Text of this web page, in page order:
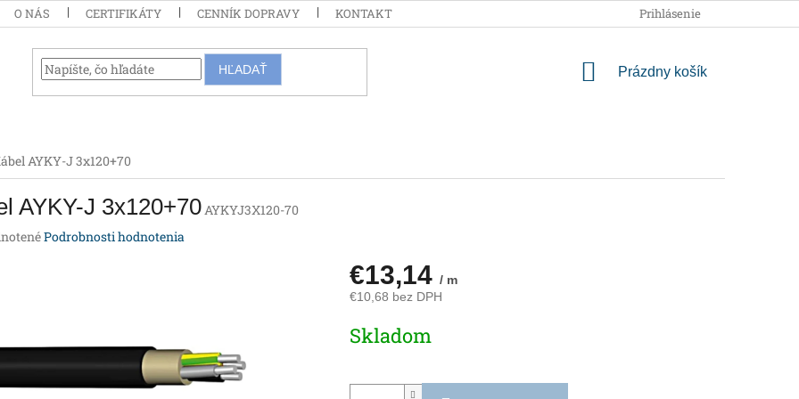
O NÁS CERTIFIKÁTY CENNÍK DOPRAVY KONTAKT PODMIENKY OCHRANY
Prihlásenie
HĽADAŤ
NÁKUPNÝ
Prázdny košík
AYKY-J 3x120+70
AYKY-J 3x120+70AYKYJ3X120-70
Podrobnosti hodnotenia
€13,14 / m
€10,68 bez DPH
cena:
Skladom